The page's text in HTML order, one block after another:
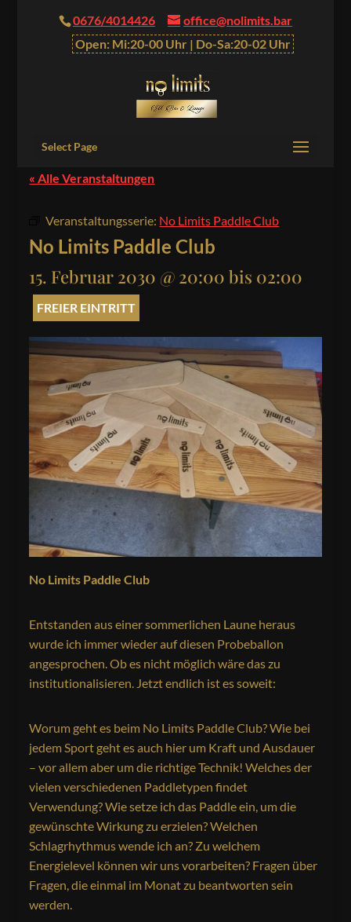
0676/4014426
office@nolimits.bar
Open: Mi:20-00 Uhr | Do-Sa:20-02 Uhr
Select Page
« Alle Veranstaltungen
Veranstaltungsserie: No Limits Paddle Club
No Limits Paddle Club
15. Februar 2030 @ 20:00 bis 02:00
FREIER EINTRITT
No Limits Paddle Club
Entstanden aus einer sommerlichen Laune heraus
wurde ich immer wieder auf diesen Probeballon
angesprochen. Ob es nicht möglich wäre das zu
institutionalisieren. Jetzt endlich ist es soweit:
Worum geht es beim No Limits Paddle Club? Wie bei
jedem Sport geht es auch hier um Kraft und Ausdauer
– vor allem aber um die richtige Technik! Welches der
vielen verschiedenen Paddletypen findet
Verwendung? Wie setze ich das Paddle ein, um die
gewünschte Wirkung zu erzielen? Welchen
Schlagrhythmus wende ich an? Zu welchem
Energielevel können wir uns vorarbeiten? Fragen über
Fragen, die einmal im Monat zu beantworten sein
werden.